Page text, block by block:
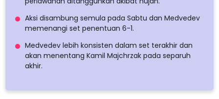
Aksi disambung semula pada Sabtu dan Medvedev
memenangi set penentuan 6-1.
Medvedev lebih konsisten dalam set terakhir dan
akan menentang Kamil Majchrzak pada separuh
akhir.